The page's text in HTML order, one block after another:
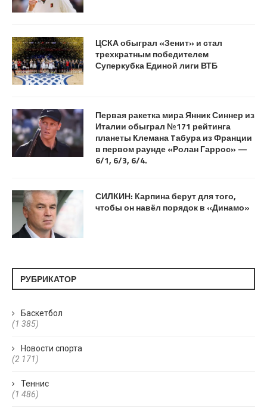
ЦСКА обыграл «Зенит» и стал
трехкратным победителем
Суперкубка Единой лиги ВТБ
Первая ракетка мира Янник Синнер из
Ит алии обыграл №171 рейтинга
планеты Клемана Tабура из Франции
в первом раунде «Ролан Гаррос» —
6/1, 6/3, 6/4.
СИЛКИН: Карпина берут для того,
чтобы он навёл порядок в «Динамо»
РУБРИКАТОР
Баскетбол
(1 385)
Новости спорта
(2 171)
Теннис
(1 486)